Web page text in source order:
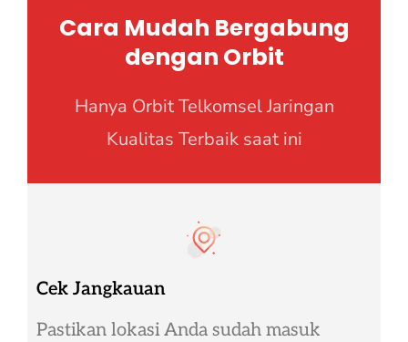
Cara Mudah Bergabung
dengan Orbit
Hanya Orbit Telkomsel Jaringan
Kualitas Terbaik saat ini
Cek Jangkauan
Pastikan lokasi Anda sudah masuk